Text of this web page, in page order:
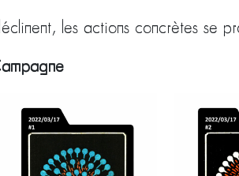
les actions concrètes se